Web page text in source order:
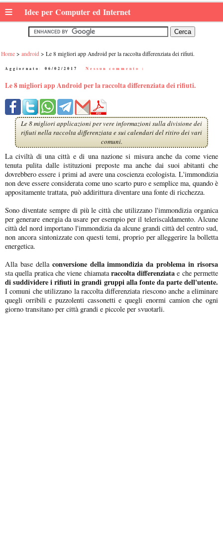
≡ Idee per Computer ed Internet
Home android Le 8 migliori app Android per la raccolta differenziata dei rifiuti.
Aggiornato: 06/02/2017 Nessun commento :
Le 8 migliori app Android per la raccolta differenziata dei rifiuti.
Le 8 migliori applicazioni per vere informazioni sulla divisione dei
rifiuti nella raccolta differenziata e sui calendari del ritiro dei vari
comuni.
La civiltà di una città e di una nazione si misura anche da come viene
tenuta pulita dalle istituzioni preposte ma anche dai suoi abitanti che
dovrebbero essere i primi ad avere una coscienza ecologista. L'immondizia
non deve essere considerata come uno scarto puro e semplice ma, quando è
appositamente trattata, può addirittura diventare una fonte di ricchezza.
Sono diventate sempre di più le città che utilizzano l'immondizia organica
per generare energia da usare per esempio per il teleriscaldamento. Alcune
città del nord importano l'immondizia da alcune grandi città del centro sud,
non ancora sintonizzate con questi temi, proprio per alleggerire la bolletta
energetica.
Alla base dellaconversione della immondizia da problema in risorsa
sta quella pratica che viene chiamataraccolta differenziata e che permette
di suddividere i rifiuti in grandi gruppi alla fonte da parte dell'utente.
I comuni che utilizzano la raccolta differenziata riescono anche a eliminare
quegli orribili e puzzolenti cassonetti e quegli enormi camion che ogni
giorno transitano per città grandi e piccole per svuotarli.